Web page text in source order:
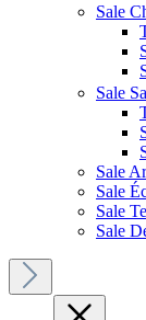
Sale
Sale
Sale
Sale
Sale
Sale